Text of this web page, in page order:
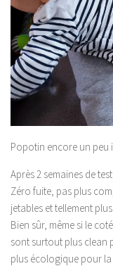
Popotin encore un peu
Après 2 semaines de
Zéro fuite, pas plus
jetables et tellement
Bien sûr, même si le
sont surtout plus clean
plus écologique pour la